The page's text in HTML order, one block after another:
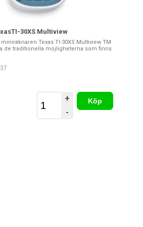
30XS Multiview
Texas TI-30XS Multiview TM
de traditionella möjligheterna som finns
+
-
Köp